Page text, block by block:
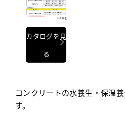
コンクリートの水養生・保温
す。
カタログを見
る